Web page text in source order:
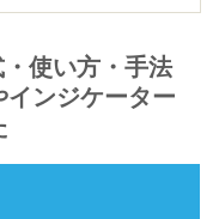
使い方・手法
ンジケーター